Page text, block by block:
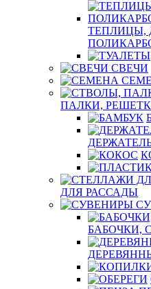
ТЕПЛИЦЫ,
СВЕЧИ
ПАЛКИ,
ДЛЯ РАССАДЫ
БАБОЧКИ,